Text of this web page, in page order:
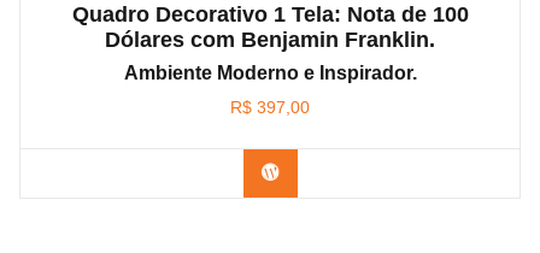
Quadro Decorativo 1 Tela: Nota de 100
Dólares com Benjamin Franklin.
Ambiente Moderno e Inspirador.
R$ 397,00
Confira os modelos